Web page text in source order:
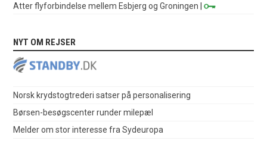
Atter flyforbindelse mellem Esbjerg og Groningen |
NYT OM REJSER
Norsk krydstogtrederi satser på personalisering
Børsen-besøgscenter runder milepæl
Melder om stor interesse fra Sydeuropa